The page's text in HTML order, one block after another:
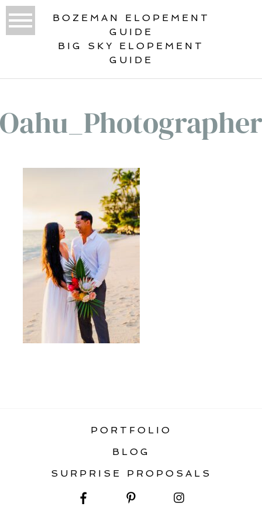
BOZEMAN ELOPEMENT
GUIDE
BIG SKY ELOPEMENT
GUIDE
Oahu_Photographer
PORTFOLIO
BLOG
SURPRISE PROPOSALS